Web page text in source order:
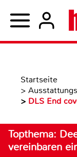
Startseite
>
> DLS End
Topthema:
vereinbaren